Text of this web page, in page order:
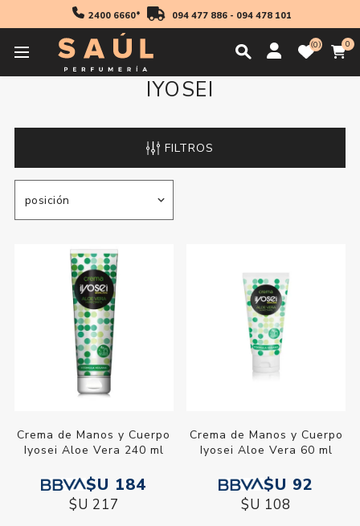
2400 6660* 094 477 886- 094 478 101
0 0
IYOSEI
FILTROS
Crema de Manos y Cuerpo
Iyosei Aloe Vera 240 ml
$U 184
$U 217
Crema de Manos y Cuerpo
Iyosei Aloe Vera 60 ml
$U 92
$U 108